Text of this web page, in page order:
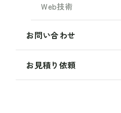
Web技術
お問い合わせ
お見積り依頼